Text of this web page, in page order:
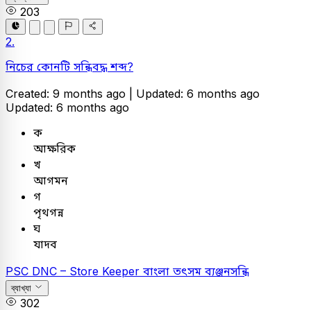
203
2.
নিচের কোনটি সন্ধিবদ্ধ শব্দ?
Created: 9 months ago | Updated: 6 months ago
Updated: 6 months ago
ক
আক্ষরিক
খ
আগমন
গ
পৃথগন্ন
ঘ
যাদব
PSC DNC – Store Keeper বাংলা তৎসম ব্যঞ্জনসন্ধি
ব্যাখ্যা
302